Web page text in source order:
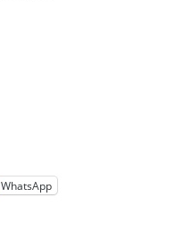
WhatsApp